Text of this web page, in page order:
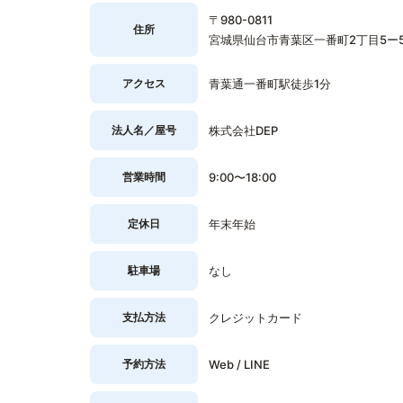
住所
〒980-0811
宮城県仙台市青葉区一番町2丁目5
アクセス 青葉通一番町駅徒歩1分
法人名／屋号 株式会社DEP
営業時間 9:00〜18:00
定休日 年末年始
駐車場 なし
支払方法 クレジットカード
予約方法 Web / LINE